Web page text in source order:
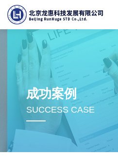
成功案例
SUCCESS CASE